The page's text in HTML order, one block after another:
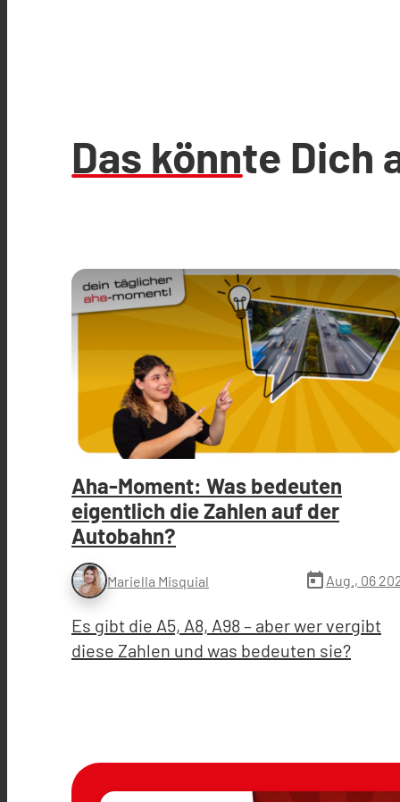
Das könnte Dich
Aha-Moment: Was bedeuten
eigentlich die Zahlen auf der
Autobahn?
Mariella Misquial today Aug., 06
Es gibt die A5, A8, A98 – aber wer vergibt
diese Zahlen und was bedeuten sie?